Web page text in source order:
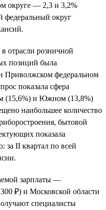
округе — 2,3 и 3,2%
федеральный округ
отрасли розничной
позиций была
Приволжском федеральном
показала сфера
(15,6%) и Южном (13,8%)
наибольшее количество
бытовой
показала
за II квартал по всей
зарплаты —
₽) и Московской области
специалисты